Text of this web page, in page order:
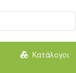
Κατάλογοι